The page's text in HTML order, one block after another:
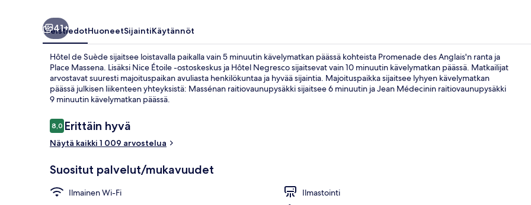
Ravintola
41+
YleistiedotHuoneetSijaintiKäytännöt
Hôtel de Suède sijaitsee loistavalla paikalla vain 5 minuutin kävelymatkan päässä kohteista Promenade des Anglais'n ranta ja
Place Massena. Lisäksi Nice Étoile -ostoskeskus ja Hôtel Negresco sijaitsevat vain 10 minuutin kävelymatkan päässä. Matkailijat
arvostavat suuresti majoituspaikan avuliasta henkilökuntaa ja hyvää sijaintia. Majoituspaikka sijaitsee lyhyen kävelymatkan
päässä julkisen liikenteen yhteyksistä: Massénan raitiovaunupysäkki sijaitsee 6 minuutin ja Jean Médecinin raitiovaunupysäkki
9 minuutin kävelymatkan päässä.
Arvostelut
8,08,0 kautta 10.
Erittäin hyvä
Näytä kaikki 1 009 arvostelua
Suositut palvelut/mukavuudet
Ilmainen Wi-Fi
Ilmastointi